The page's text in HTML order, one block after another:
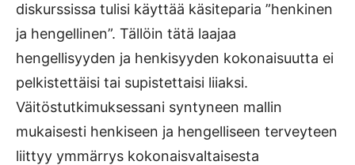
diskurssissa tulisi käyttää käsiteparia ”henkinen
ja hengellinen”. Tällöin tätä laajaa
hengellisyyden ja henkisyyden kokonaisuutta ei
pelkistettäisi tai supistettaisi liiaksi.
Väitöstutkimuksessani syntyneen mallin
mukaisesti henkiseen ja hengelliseen terveyteen
liittyy ymmärrys kokonaisvaltaisesta